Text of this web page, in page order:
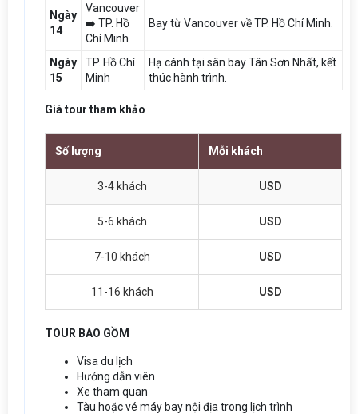
Ngày
14
Vancouver
➡️ TP. Hồ
Chí Minh
Bay từ Vancouver về TP. Hồ Chí Minh.
Ngày
15
TP. Hồ Chí
Minh
Hạ cánh tại sân bay Tân Sơn Nhất, kết
thúc hành trình.
Giá tour tham khảo
Số lượng Mỗi khách
3-4 khách USD
5-6 khách USD
7-10 khách USD
11-16 khách USD
TOUR BAO GỒM
Visa du lịch
Hướng dẫn viên
Xe tham quan
Tàu hoặc vé máy bay nội địa trong lịch trình